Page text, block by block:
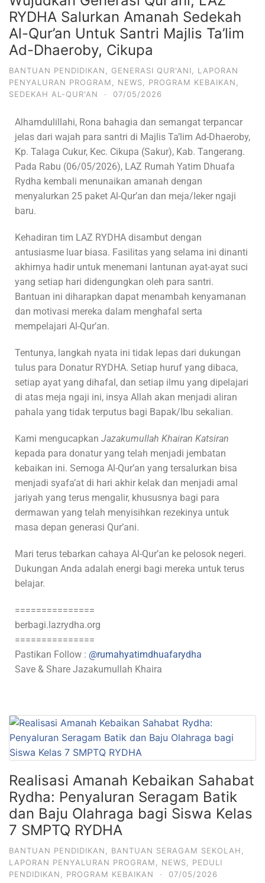
RYDHA Salurkan Amanah Sedekah
Al-Qur’an Untuk Santri Majlis Ta’lim
Ad-Dhaeroby, Cikupa
BANTUAN PENDIDIKAN GENERASI QUR'ANI
LAPORAN
PENYALURAN PROGRAM
NEWS PROGRAM KEBAIKAN
SEDEKAH AL-QUR'AN
· 07/05/2026
Alhamdulillahi, Rona bahagia dan semangat terpancar
jelas dari wajah para santri di Majlis Ta’lim Ad-Dhaeroby,
Kp. Talaga Cukur, Kec. Cikupa (Sakur), Kab. Tangerang.
Pada Rabu (06/05/2026), LAZ Rumah Yatim Dhuafa
Rydha kembali menunaikan amanah dengan
menyalurkan 25 paket Al-Qur’an dan meja/leker ngaji
baru.
Kehadiran tim LAZ RYDHA disambut dengan
antusiasme luar biasa. Fasilitas yang selama ini dinanti
akhirnya hadir untuk menemani lantunan ayat-ayat suci
yang setiap hari didengungkan oleh para santri.
Bantuan ini diharapkan dapat menambah kenyamanan
dan motivasi mereka dalam menghafal serta
mempelajari Al-Qur’an.
Tentunya, langkah nyata ini tidak lepas dari dukungan
tulus para Donatur RYDHA. Setiap huruf yang dibaca,
setiap ayat yang dihafal, dan setiap ilmu yang dipelajari
di atas meja ngaji ini, insya Allah akan menjadi aliran
pahala yang tidak terputus bagi Bapak/Ibu sekalian.
Kami mengucapkan Jazakumullah Khairan Katsiran
kepada para donatur yang telah menjadi jembatan
kebaikan ini. Semoga Al-Qur’an yang tersalurkan bisa
menjadi syafa’at di hari akhir kelak dan menjadi amal
jariyah yang terus mengalir, khususnya bagi para
dermawan yang telah menyisihkan rezekinya untuk
masa depan generasi Qur’ani.
Mari terus tebarkan cahaya Al-Qur’an ke pelosok negeri.
Dukungan Anda adalah energi bagi mereka untuk terus
belajar.
===============
berbagi.lazrydha.org
===============
Pastikan Follow : @rumahyatimdhuafarydha
Save & Share Jazakumullah Khaira
Realisasi Amanah Kebaikan Sahabat
Rydha: Penyaluran Seragam Batik
dan Baju Olahraga bagi Siswa Kelas
7 SMPTQ RYDHA
BANTUAN PENDIDIKAN BANTUAN SERAGAM SEKOLAH
LAPORAN PENYALURAN PROGRAM
NEWS
PEDULI
PENDIDIKAN
PROGRAM KEBAIKAN · 07/05/2026